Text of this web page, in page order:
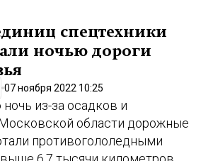
спецтехники
ночью дороги
07 ноября 2022 10:25
из-за осадков и
области дорожные
противогололедными